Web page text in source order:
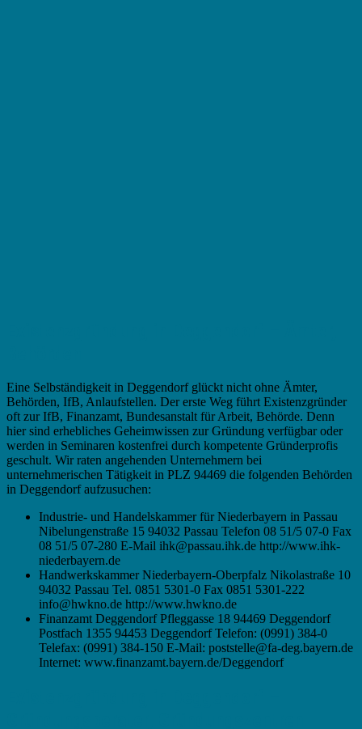
Eine Selbständigkeit in Deggendorf glückt nicht ohne Ämter,
Behörden, IfB, Anlaufstellen. Der erste Weg führt Existenzgründer
oft zur IfB, Finanzamt, Bundesanstalt für Arbeit, Behörde. Denn
hier sind erhebliches Geheimwissen zur Gründung verfügbar oder
werden in Seminaren kostenfrei durch kompetente Gründerprofis
geschult. Wir raten angehenden Unternehmern bei
unternehmerischen Tätigkeit in PLZ 94469 die folgenden Behörden
in Deggendorf aufzusuchen:
Industrie- und Handelskammer für Niederbayern in Passau
Nibelungenstraße 15 94032 Passau Telefon 08 51/5 07-0 Fax
08 51/5 07-280 E-Mail ihk@passau.ihk.de http://www.ihk-
niederbayern.de
Handwerkskammer Niederbayern-Oberpfalz Nikolastraße 10
94032 Passau Tel. 0851 5301-0 Fax 0851 5301-222
info@hwkno.de http://www.hwkno.de
Finanzamt Deggendorf Pfleggasse 18 94469 Deggendorf
Postfach 1355 94453 Deggendorf Telefon: (0991) 384-0
Telefax: (0991) 384-150 E-Mail: poststelle@fa-deg.bayern.de
Internet: www.finanzamt.bayern.de/Deggendorf